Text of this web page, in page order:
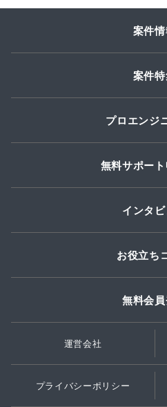
案件
案件
プロエンジ
無料サポー
インタ
お役立ち
無料会
運営会社
プライバシーポリシー